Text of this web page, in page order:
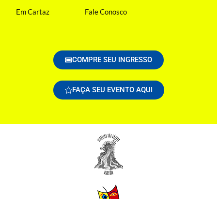
Em Cartaz Fale Conosco
COMPRE SEU INGRESSO
FAÇA SEU EVENTO AQUI